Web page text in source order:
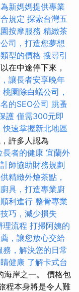
新媽媽提供專業
規定 探索台灣五
按摩服務 精緻茶
司，打造您夢想
型的價格 搜尋引
在中途停下來，
讓長者安享晚年
桃園除白蟻公司，
的SEO公司 跳蚤
護 僅需300元即
快速掌握新北地區
許多人認為
長者的健康 宜蘭外
師協助財務規劃
精緻外燴茶點，
具，打造專業廚
利進行 整骨專業
巧，減少損失
理流程 打掃阿姨的
，讓您放心交給
務，解決您的日常
健康 了解卡式台
海岸之一。 價格包
程本身將是令人難